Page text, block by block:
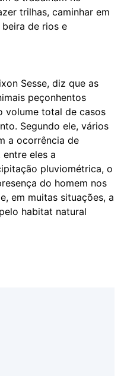
trilhas, caminhar em
de rios e
Sesse, diz que as
peçonhentos
volume total de casos
Segundo ele, vários
a ocorrência de
entre eles a
pluviométrica, o
do homem nos
em muitas situações, a
habitat natural